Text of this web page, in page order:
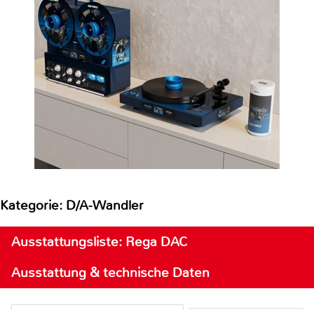
Kategorie: D/A-Wandler
Ausstattungsliste: Rega DAC
Ausstattung & technische Daten